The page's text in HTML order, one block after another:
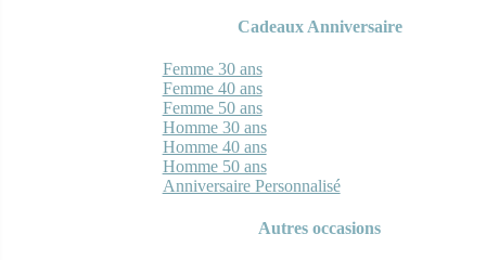
Cadeaux Anniversaire
Femme 30 ans
Femme 40 ans
Femme 50 ans
Homme 30 ans
Homme 40 ans
Homme 50 ans
Anniversaire Personnalisé
Autres occasions